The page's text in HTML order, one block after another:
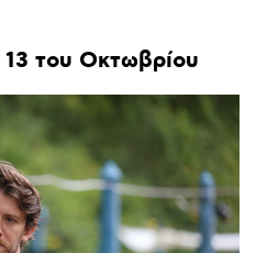
13 του Οκτωβρίου